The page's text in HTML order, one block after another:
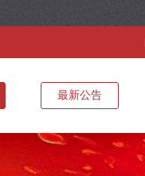
最新公告